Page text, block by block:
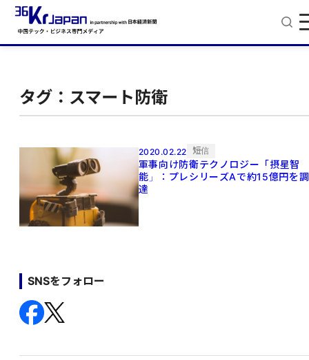
タグ：スマート防衛
2020.02.22 短信
軍事向け防衛テクノロジー「摂星智
能」：プレシリーズAで約15億円を調
達
SNSをフォロー